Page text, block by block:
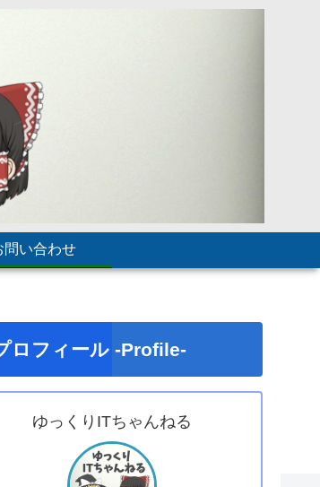
問い合わせ
ロフィール -Profile-
ゆっくりITちゃんねる